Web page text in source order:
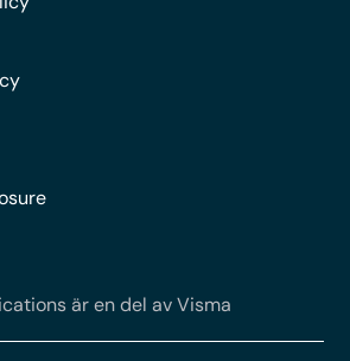
är en del av Visma